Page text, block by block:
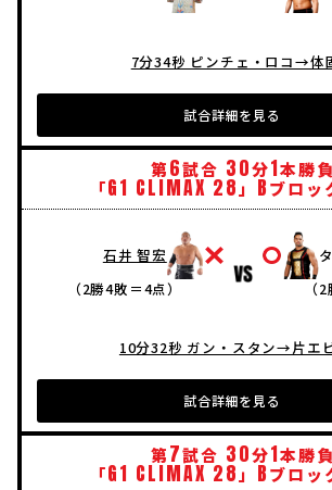
7分34秒 ピンチェ・ロコ→体
試合詳細を見る
第6試合 30分1本勝負
「G1 CLIMAX 28 」 Bブロッ
石井 智宏
（2勝4敗＝4点）
（
10分32秒 ガン・スタン→片エ
試合詳細を見る
第7試合 30分1本勝負
「G1 CLIMAX 28」 Bブロッ